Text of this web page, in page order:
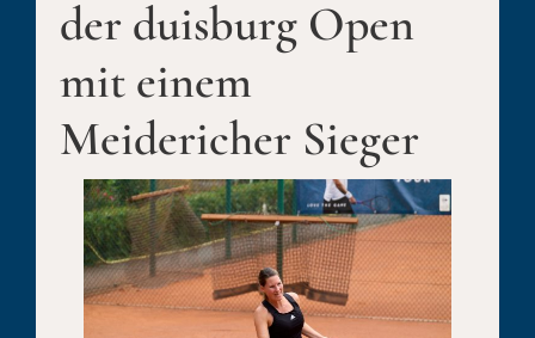
der duisburg Open
mit einem
Meidericher Sieger